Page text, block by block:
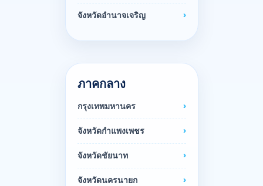
จังหวัดอำนาจเจริญ
ภาคกลาง
กรุงเทพมหานคร
จังหวัดกำแพงเพชร
จังหวัดชัยนาท
จังหวัดนครนายก